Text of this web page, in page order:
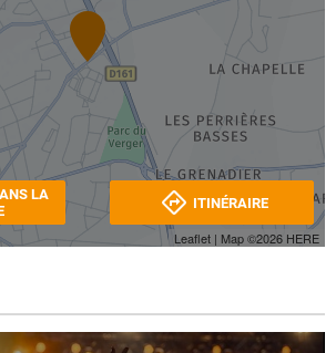
Leaflet | Map ©2026 HERE
LA
ITINÉRAIRE